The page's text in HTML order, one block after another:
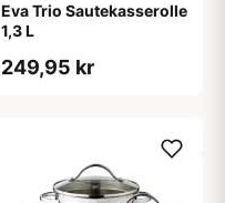
Eva Trio Sautekasserolle
1,3 L
249,95 kr